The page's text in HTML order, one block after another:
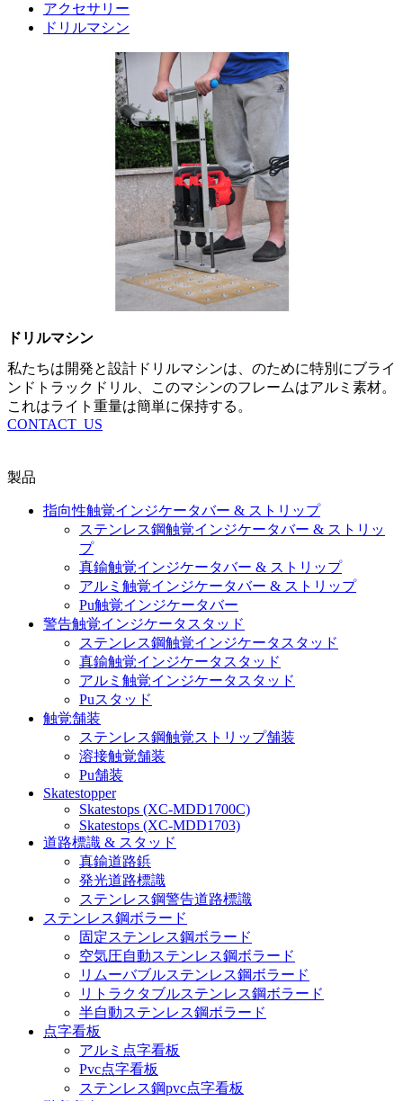
アクセサリー
ドリルマシン
ドリルマシン
私たちは開発と設計ドリルマシンは、のために特別にブライ
ンドトラックドリル、このマシンのフレームはアルミ素材。
これはライト重量は簡単に保持する。
CONTACT_US
製品
指向性触覚インジケータバー & ストリップ
ステンレス鋼触覚インジケータバー & ストリッ
プ
真鍮触覚インジケータバー & ストリップ
アルミ触覚インジケータバー & ストリップ
Pu触覚インジケータバー
警告触覚インジケータスタッド
ステンレス鋼触覚インジケータスタッド
真鍮触覚インジケータスタッド
アルミ触覚インジケータスタッド
Puスタッド
触覚舗装
ステンレス鋼触覚ストリップ舗装
溶接触覚舗装
Pu舗装
Skatestopper
Skatestops (XC-MDD1700C)
Skatestops (XC-MDD1703)
道路標識 & スタッド
真鍮道路鋲
発光道路標識
ステンレス鋼警告道路標識
ステンレス鋼ボラード
固定ステンレス鋼ボラード
空気圧自動ステンレス鋼ボラード
リムーバブルステンレス鋼ボラード
リトラクタブルステンレス鋼ボラード
半自動ステンレス鋼ボラード
点字看板
アルミ点字看板
Pvc点字看板
ステンレス鋼pvc点字看板